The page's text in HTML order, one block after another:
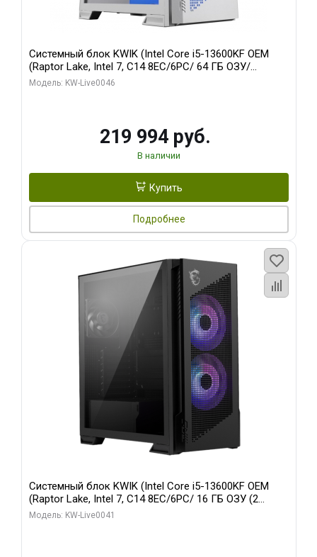
Системный блок KWIK (Intel Core i5-13600KF OEM
(Raptor Lake, Intel 7, C14 8EC/6PC/ 64 ГБ ОЗУ/
Gigabyte RTX5060Ti GAMING OC 8GB GDDR7 128bit
Модель: KW-Live0046
219 994 руб.
В наличии
Купить
Подробнее
Системный блок KWIK (Intel Core i5-13600KF OEM
(Raptor Lake, Intel 7, C14 8EC/6PC/ 16 ГБ ОЗУ (2
модуля)/ Palit RTX5080 GAMINGPRO OC 16GB GDDR7
Модель: KW-Live0041